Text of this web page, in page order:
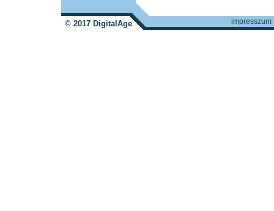
© 2017 DigitalAge impresszum